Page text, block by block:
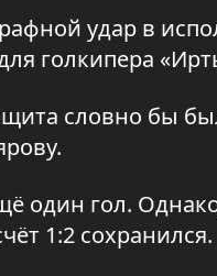
удар в
голкипера
словно бы
один гол.
1:2 сохранился.